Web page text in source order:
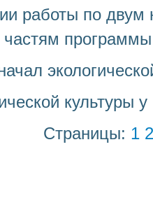
работы по
культуры
Страницы: 1 2